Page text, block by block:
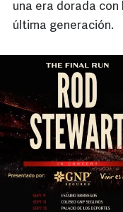
una era dorada con
última generación.